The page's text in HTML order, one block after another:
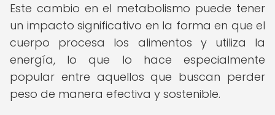
Este cambio en el metabolismo puede tener
un impacto significativo en la forma en que el
cuerpo procesa los alimentos y utiliza la
energía, lo que lo hace especialmente
popular entre aquellos que buscan perder
peso de manera efectiva y sostenible.